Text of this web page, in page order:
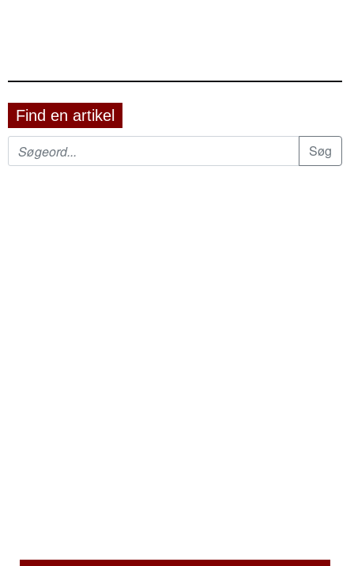
Find en artikel